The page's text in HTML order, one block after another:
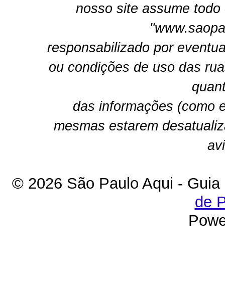
nosso site assume
responsabilizado por
ou condições de uso das
das informações (como
mesmas estarem
© 2026 São Paulo Aqui -
de